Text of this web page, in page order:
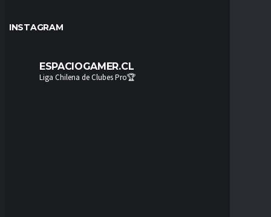
INSTAGRAM
ESPACIOGAMER.CL
Liga Chilena de Clubes Pro🏆